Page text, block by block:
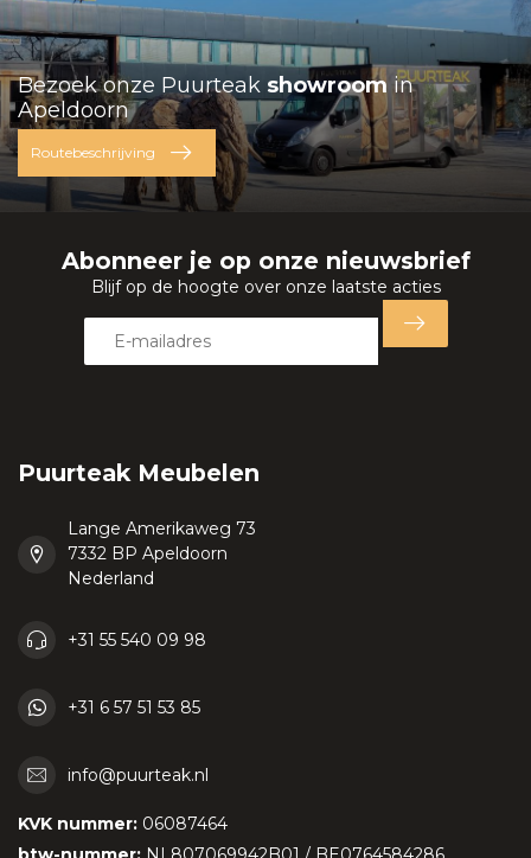
Bezoek onze Puurteak showroom in
Apeldoorn
Routebeschrijving
Abonneer je op onze nieuwsbrief
Blijf op de hoogte over onze laatste acties
Puurteak Meubelen
Lange Amerikaweg 73
7332 BP Apeldoorn
Nederland
+31 55 540 09 98
+31 6 57 51 53 85
info@puurteak.nl
KVK nummer: 06087464